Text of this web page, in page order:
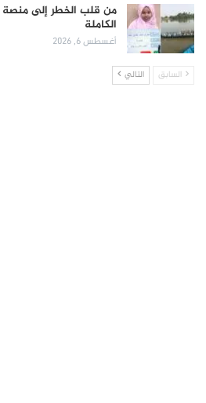
من قلب الخطر إلى منصة
الكاملة
أغسطس 6, 2026
السابق التالي